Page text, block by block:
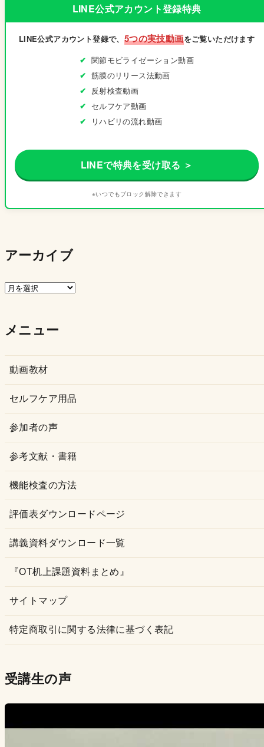
LINE公式アカウント登録特典
LINE公式アカウント登録で、 5つの実技動画をご覧いただけます
関節モビライゼーション動画
筋膜のリリース法動画
反射検査動画
セルフケア動画
リハビリの流れ動画
LINEで特典を受け取る ＞
※いつでもブロック解除できます
アーカイブ
ア
イ
メニュー
動画教材
セルフケア用品
参加者の声
参考文献・書籍
機能検査の方法
評価表ダウンロードページ
講義資料ダウンロード一覧
『OT机上課題資料まとめ』
サイトマップ
特定商取引に関する法律に基づく表記
受講生の声